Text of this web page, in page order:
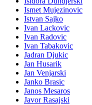
Ismet Mujezinovic
Istvan Sajko
Ivan Lackovic
Ivan Radovic
Ivan Tabakovic
Jadran Djukic
Jan Husarik
Jan Venjarski
Janko Brasic
Janos Mesaros
Javor Rasajski